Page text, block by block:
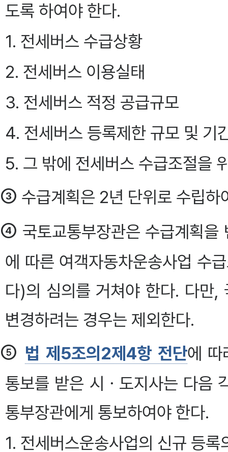
도록 하여야 한다.
1. 전세버스 수급상황
2. 전세버스 이용실태
3. 전세버스 적정 공급규모
4. 전세버스 등록제한 규모 및 기
5. 그 밖에 전세버스 수급조절을
③ 수급계획은 2년 단위로 수립하
④ 국토교통부장관은 수급계획
에 따른 여객자동차운송사업 수
다)의 심의를 거쳐야 한다. 다만,
변경하려는 경우는 제외한다.
⑤ 법 제5조의2제4항 전단에 따
통보를 받은 시ㆍ도지사는 다음
통부장관에게 통보하여야 한다.
1. 전세버스운송사업의 신규 등록